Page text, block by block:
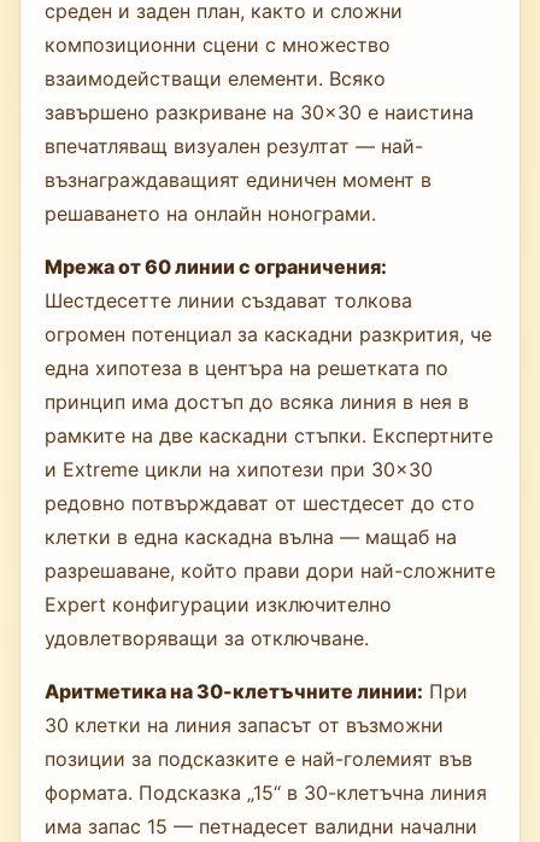
среден и заден план, както и сложни
композиционни сцени с множество
взаимодействащи елементи. Всяко
завършено разкриване на 30×30 е наистина
впечатляващ визуален резултат — най-
възнаграждаващият единичен момент в
решаването на онлайн нонограми.
Мрежа от 60 линии с ограничения:
Шестдесетте линии създават толкова
огромен потенциал за каскадни разкрития, че
една хипотеза в центъра на решетката по
принцип има достъп до всяка линия в нея в
рамките на две каскадни стъпки. Експертните
и Extreme цикли на хипотези при 30×30
редовно потвърждават от шестдесет до сто
клетки в една каскадна вълна — мащаб на
разрешаване, който прави дори най-сложните
Expert конфигурации изключително
удовлетворяващи за отключване.
Аритметика на 30-клетъчните линии: При
30 клетки на линия запасът от възможни
позиции за подсказките е най-големият във
формата. Подсказка „15“ в 30-клетъчна линия
има запас 15 — петнадесет валидни начални